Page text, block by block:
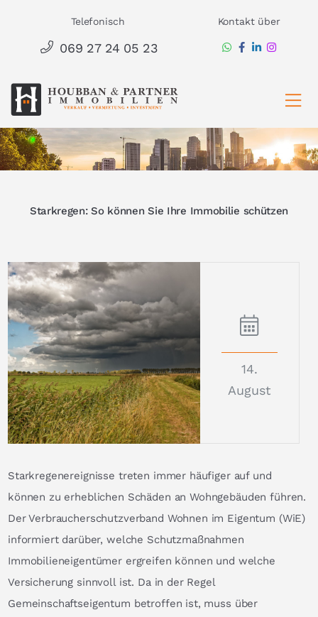
springen
Telefonisch
069 27 24 05 23
Kontakt über
Starkregen: So können Sie Ihre Immobilie schützen
14.
August
Starkregenereignisse treten immer häufiger auf und
können zu erheblichen Schäden an Wohngebäuden führen.
Der Verbraucherschutzverband Wohnen im Eigentum (WiE)
informiert darüber, welche Schutzmaßnahmen
Immobilieneigentümer ergreifen können und welche
Versicherung sinnvoll ist. Da in der Regel
Gemeinschaftseigentum betroffen ist, muss über